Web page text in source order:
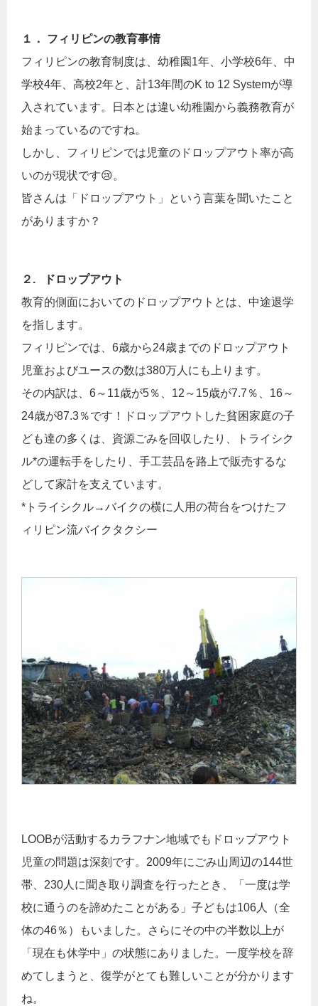
１． フィリピンの教育事情
フィリピンの教育制度は、幼稚園1年、小学校6年、中
学校4年、高校2年と、計13年間のK to 12 Systemが導
入されています。日本とは違い幼稚園から義務教育が
始まっているのですね。
しかし、フィリピンでは児童のドロップアウト率が高
いのが現状です😢。
皆さんは「ドロップアウト」という言葉を聞いたこと
がありますか？
２. ドロップアウト
教育的側面においてのドロップアウトとは、中途退学
を指します。
フィリピンでは、6歳から24歳までのドロップアウト
児童およびユースの数は380万人にも上ります。
その内訳は、6～11歳が5％、12～15歳が7.7％、16～
24歳が87.3％です！ドロップアウトした貧困家庭の子
ども達の多くは、資源ごみを回収したり、トライシク
ル*の運転手をしたり、手工芸品を路上で販売するな
どして家計を支えています。
*トライシクル→バイクの横に人用の荷台をつけたフ
ィリピン流バイクタクシー
LOOBが活動するカラフナン地域でもドロップアウト
児童の問題は深刻です。2009年にごみ山周辺の144世
帯、230人に聞き取り調査を行ったとき、「一度は学
校に通うのを諦めたことがある」子どもは106人（全
体の46％）もいました。さらにその中の半数以上が
「現在も休学中」の状態にありました。一度学校を辞
めてしまうと、復学がとても難しいことが分かります
ね。